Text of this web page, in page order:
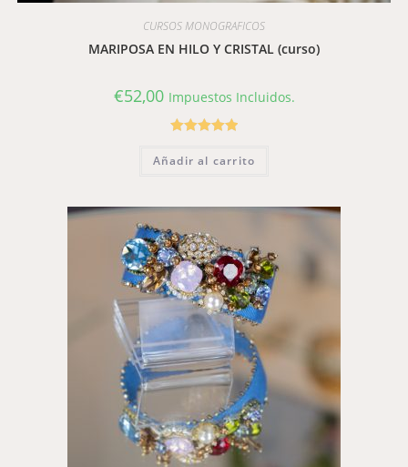
CURSOS MONOGRAFICOS
MARIPOSA EN HILO Y CRISTAL (curso)
€52,00 Impuestos Incluidos.
5.00de 5
Añadir al carrito